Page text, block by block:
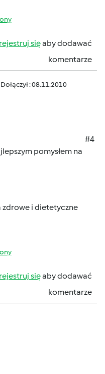
sięaby dodawać
komentarze
Dołączył : 08.11.2010
#4
pomysłem na
zdrowe i dietetyczne
sięaby dodawać
komentarze